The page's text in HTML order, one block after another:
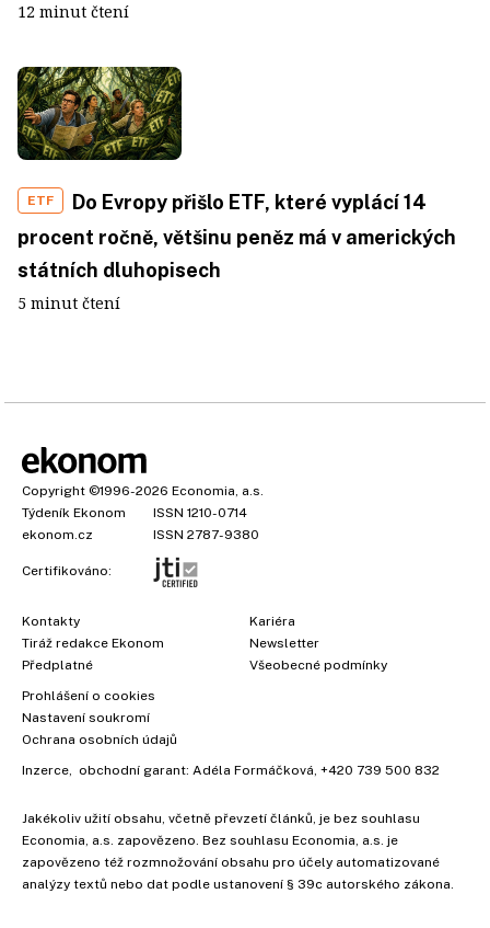
12 minut čtení
ETF
Do Evropy přišlo ETF, které vyplácí 14
procent ročně, většinu peněz má v amerických
státních dluhopisech
5 minut čtení
Copyright ©1996-2026 Economia, a.s.
Týdeník Ekonom
ISSN 1210-0714
ekonom.cz
ISSN 2787-9380
Certifikováno:
Kontakty
Tiráž redakce Ekonom
Předplatné
Kariéra
Newsletter
Všeobecné podmínky
Prohlášení o cookies
Nastavení soukromí
Ochrana osobních údajů
Inzerce , obchodní garant: Adéla Formáčková +420 739 500 832
Jakékoliv užití obsahu, včetně převzetí článků, je bez souhlasu
Economia, a.s. zapovězeno. Bez souhlasu Economia, a.s. je
zapovězeno též rozmnožování obsahu pro účely automatizované
analýzy textů nebo dat podle ustanovení § 39c autorského zákona.